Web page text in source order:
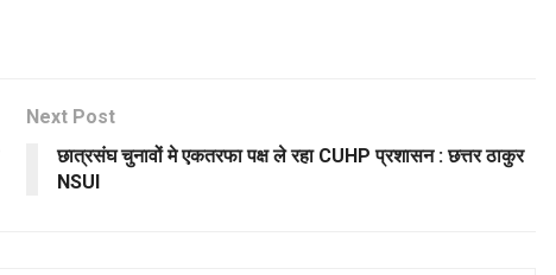
Next Post
छात्रसंघ चुनावों मे एकतरफा पक्ष ले रहा CUHP प्रशासन : छत्तर ठाकुर
NSUI